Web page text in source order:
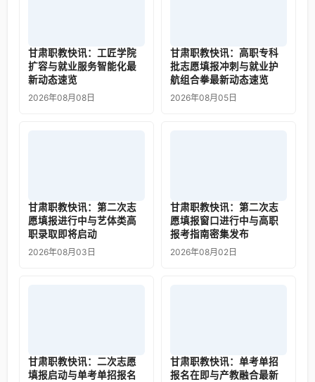
甘肃职教快讯：工匠学院
扩容与就业服务智能化最
新动态速览
2026年08月08日
甘肃职教快讯：高职专科
批志愿填报冲刺与就业护
航组合拳最新动态速览
2026年08月05日
甘肃职教快讯：第二次志
愿填报进行中与艺体类高
职录取即将启动
2026年08月03日
甘肃职教快讯：第二次志
愿填报窗口进行中与高职
报考指南密集发布
2026年08月02日
甘肃职教快讯：二次志愿
填报启动与单考单招报名
甘肃职教快讯：单考单招
报名在即与产教融合最新